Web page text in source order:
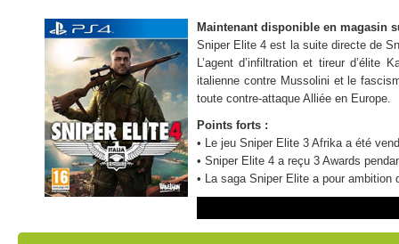
Maintenant disponible en magasin
Sniper Elite 4 est la suite directe de
L’agent d’infiltration et tireur
italienne contre Mussolini et le
toute contre-attaque Alliée en Europe.
Points forts :
• Le jeu Sniper Elite 3 Afrika a été
• Sniper Elite 4 a reçu 3 Awards
• La saga Sniper Elite a pour